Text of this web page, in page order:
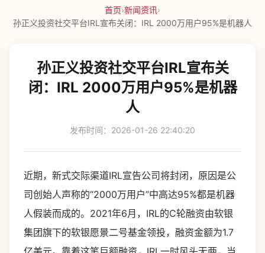
首页›新闻资讯›
孙正义投资社交平台IRL宣布关闭：IRL 2000万用户95%是机器人
孙正义投资社交平台IRL宣布关
闭：IRL 2000万用户95%是机器
人
发布时间：2026-01-26 22:40:20
近期，新式交际渠道IRL宣告公司将封闭，原因是公
司创始人声称的“2000万用户”中高达95%都是机器
人假装而成的。2021年6月，IRL的C轮融资由软银
集团旗下的软银愿景二号基金领投，融资金额为1.7